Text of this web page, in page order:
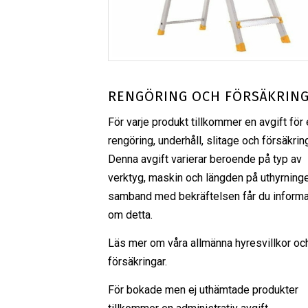
RENGÖRING OCH FÖRSÄKRING
För varje produkt tillkommer en avgift för
rengöring, underhåll, slitage och
Denna avgift varierar beroende på typ av
verktyg, maskin och längden på
samband med bekräftelsen får du
om detta.
Läs mer om våra allmänna hyresvillkor
försäkringar.
För bokade men ej uthämtade produkter